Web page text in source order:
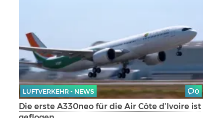
LUFTVERKEHR - NEWS 0
Die erste A330neo für die Air Côte d’Ivoire ist